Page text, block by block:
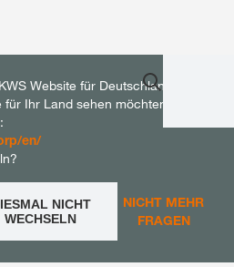
Website für Deutschland.
Ihr Land sehen möchten,
en/
NICHT
WECHSELN
NICHT MEHR
FRAGEN